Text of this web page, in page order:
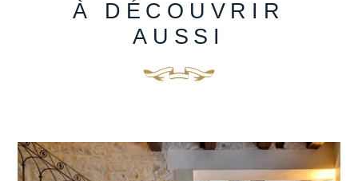
À DÉCOUVRIR
AUSSI